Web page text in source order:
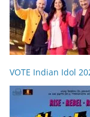
VOTE Indian Idol